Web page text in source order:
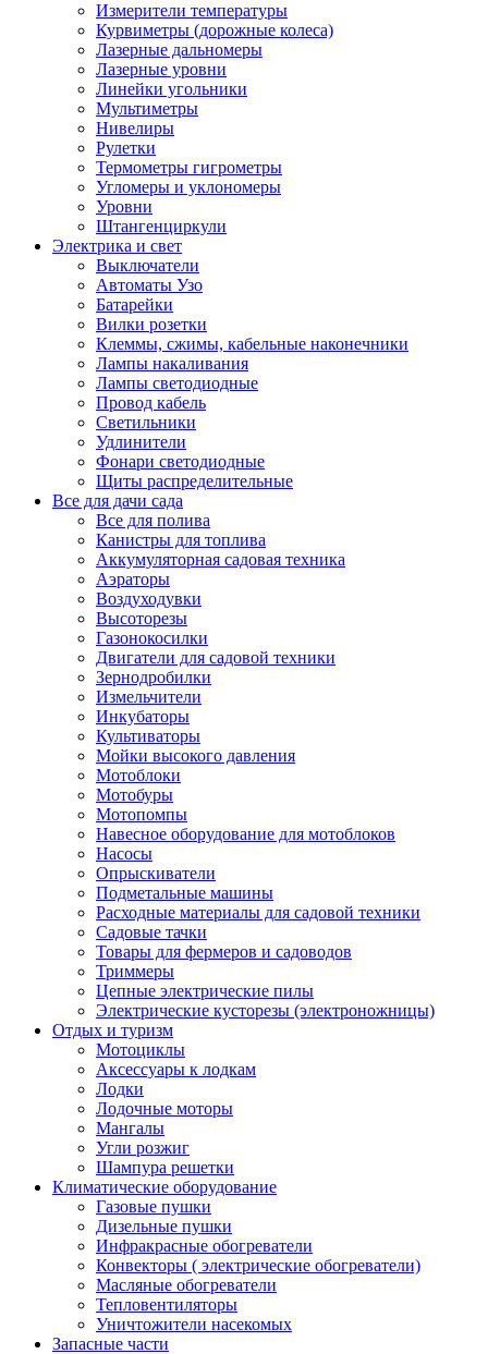
Измерители температуры
Курвиметры (дорожные колеса)
Лазерные дальномеры
Лазерные уровни
Линейки угольники
Мультиметры
Нивелиры
Рулетки
Термометры гигрометры
Угломеры и уклономеры
Уровни
Штангенциркули
Электрика и свет
Выключатели
Автоматы Узо
Батарейки
Вилки розетки
Клеммы, сжимы, кабельные наконечники
Лампы накаливания
Лампы светодиодные
Провод кабель
Светильники
Удлинители
Фонари светодиодные
Щиты распределительные
Все для дачи сада
Все для полива
Канистры для топлива
Аккумуляторная садовая техника
Аэраторы
Воздуходувки
Высоторезы
Газонокосилки
Двигатели для садовой техники
Зернодробилки
Измельчители
Инкубаторы
Культиваторы
Мойки высокого давления
Мотоблоки
Мотобуры
Мотопомпы
Навесное оборудование для мотоблоков
Насосы
Опрыскиватели
Подметальные машины
Расходные материалы для садовой техники
Садовые тачки
Товары для фермеров и садоводов
Триммеры
Цепные электрические пилы
Электрические кусторезы (электроножницы)
Отдых и туризм
Мотоциклы
Аксессуары к лодкам
Лодки
Лодочные моторы
Мангалы
Угли розжиг
Шампура решетки
Климатические оборудование
Газовые пушки
Дизельные пушки
Инфракрасные обогреватели
Конвекторы ( электрические обогреватели)
Масляные обогреватели
Тепловентиляторы
Уничтожители насекомых
Запасные части